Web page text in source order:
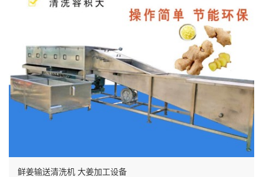
鲜姜输送清洗机 大姜加工设备